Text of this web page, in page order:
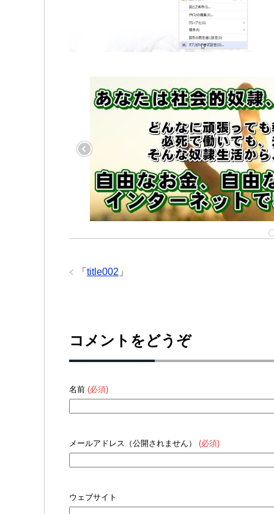
「 title002 」
コメントをどうぞ
名前 (必須)
メールアドレス（公開されません） (必須)
ウェブサイト